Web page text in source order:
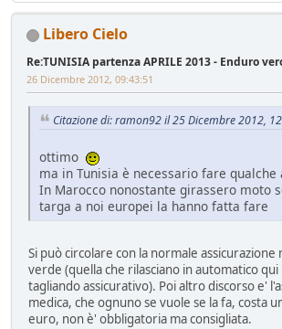
Libero Cielo
Re:TUNISIA partenza APRILE 2013 - Enduro
26 Dicembre 2012, 09:43:51
Citazione di: ramon92 il 25 Dicembre 2012,
ottimo
ma in Tunisia è necessario fare qualche
In Marocco nonostante girassero moto
targa a noi europei la hanno fatta fare
Si può circolare con la normale assicurazione
verde (quella che rilasciano in automatico qui
tagliando assicurativo). Poi altro discorso e'
medica, che ognuno se vuole se la fa, costa
euro, non è' obbligatoria ma consigliata.